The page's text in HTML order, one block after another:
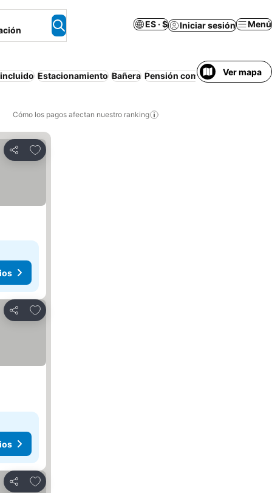
ES · $ Iniciar sesión Menú
Estacionamiento Bañera Pensión completa Wifi
Ver mapa
Cómo los pagos afectan nuestro ranking
Compartir
Agregar a favoritos
Compartir
Agregar a favoritos
Compartir
Agregar a favoritos